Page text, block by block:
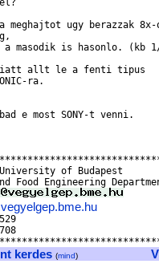
a meghajtot ugy berazzak
a masodik is hasonlo. (kb
miatt allt le a fenti tipus
ra.
e most SONY-t venni.
University of Budapest
Engineering
2529
1708
kerdes (mind)